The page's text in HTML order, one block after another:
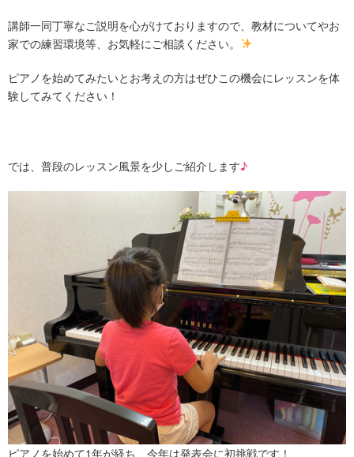
講師一同丁寧なご説明を心がけておりますので、教材についてやお
家での練習環境等、お気軽にご相談ください。
ピアノを始めてみたいとお考えの方はぜひこの機会にレッスンを体
験してみてください！
では、普段のレッスン風景を少しご紹介します♪
ピアノを始めて1年が経ち、今年は発表会に初挑戦です！